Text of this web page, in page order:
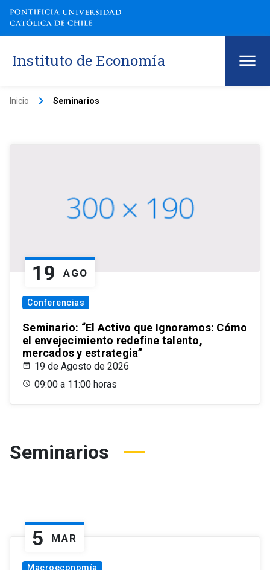
Instituto de Economía
Inicio keyboard_arrow_right Seminarios
19 AGO
Conferencias
Seminario: “El Activo que Ignoramos: Cómo
el envejecimiento redefine talento,
mercados y estrategia”
19 de Agosto de 2026
09:00 a 11:00 horas
Seminarios
5 MAR
Macroeconomía